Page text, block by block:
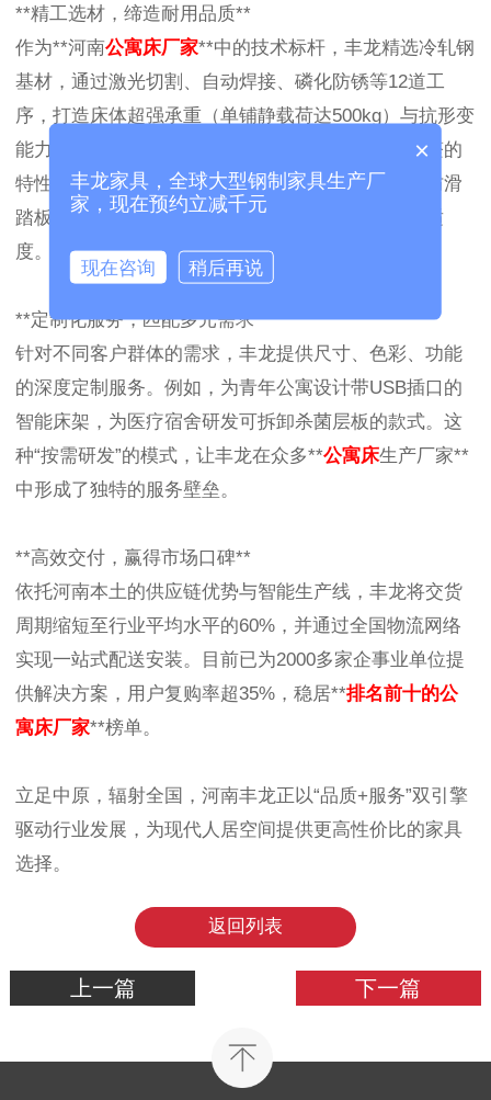
**精工选材，缔造耐用品质**
作为**河南公寓床厂家**中的技术标杆，丰龙精选冷轧钢
基材，通过激光切割、自动焊接、磷化防锈等12道工
序，打造床体超强承重（单铺静载荷达500kg）与抗形变
能力。表面采用环保粉末喷涂工艺，耐刮擦、零甲醛的
特性，确保长期使用安全无忧。此外，圆角包边、防滑
踏板等细节处理，进一步提升了产品的安全性与舒适
度。
**定制化服务，匹配多元需求**
针对不同客户群体的需求，丰龙提供尺寸、色彩、功能
的深度定制服务。例如，为青年公寓设计带USB插口的
智能床架，为医疗宿舍研发可拆卸杀菌层板的款式。这
种“按需研发”的模式，让丰龙在众多**公寓床生产厂家**
中形成了独特的服务壁垒。
**高效交付，赢得市场口碑**
依托河南本土的供应链优势与智能生产线，丰龙将交货
周期缩短至行业平均水平的60%，并通过全国物流网络
实现一站式配送安装。目前已为2000多家企事业单位提
供解决方案，用户复购率超35%，稳居**排名前十的公
寓床厂家**榜单。
立足中原，辐射全国，河南丰龙正以“品质+服务”双引擎
驱动行业发展，为现代人居空间提供更高性价比的家具
选择。
返回列表
上一篇 下一篇
×
丰龙家具，全球大型钢制家具生产厂
家，现在预约立减千元
现在咨询 稍后再说